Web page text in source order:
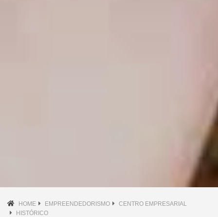
HOME EMPREENDEDORISMO
CENTRO EMPRESARIAL
HISTÓRICO